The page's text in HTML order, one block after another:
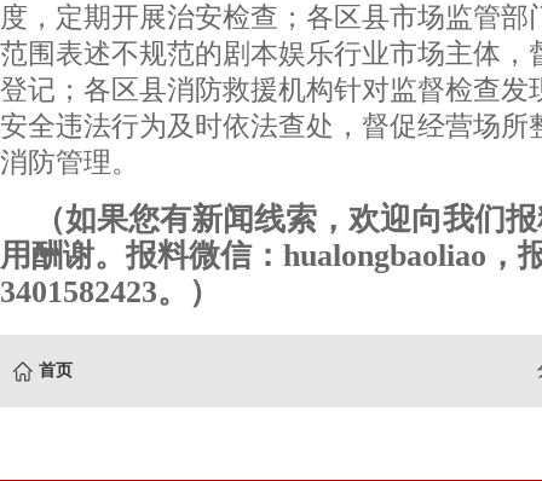
度，定期开展治安检查；各区县市场监管部
范围表述不规范的剧本娱乐行业市场主体，
登记；各区县消防救援机构针对监督检查发
安全违法行为及时依法查处，督促经营场所
消防管理。
（如果您有新闻线索，欢迎向我们
用酬谢。报料微信：hualongbaoliao，
3401582423。）
首页